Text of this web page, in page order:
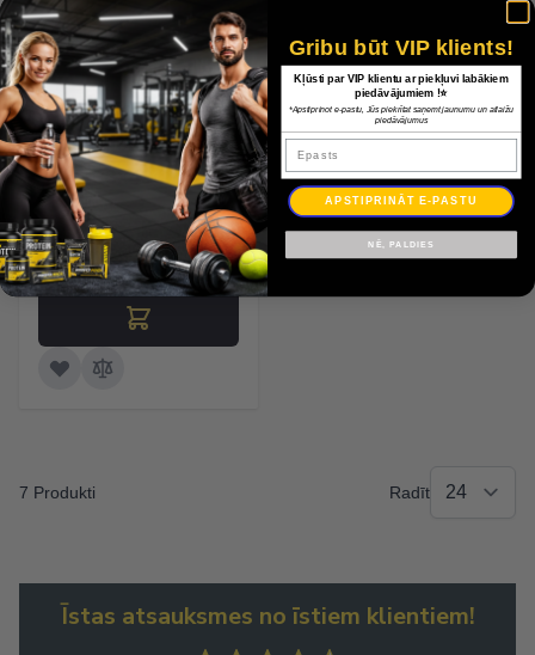
Platforma uz
ratiņiem 6gab ,
33x43cm
254,00 €
7 Produkti Radīt
Īstas atsauksmes no īstiem klientiem!
Gribu būt VIP klients!
Kļūsti par VIP klientu ar piekļuvi labākiem
piedāvājumiem !⭐
*Apstiprinot e-pastu, Jūs piekrītat saņemt jaunumu un atlaižu
piedāvājumus
Epasts
APSTIPRINĀT E-PASTU
NĒ, PALDIES